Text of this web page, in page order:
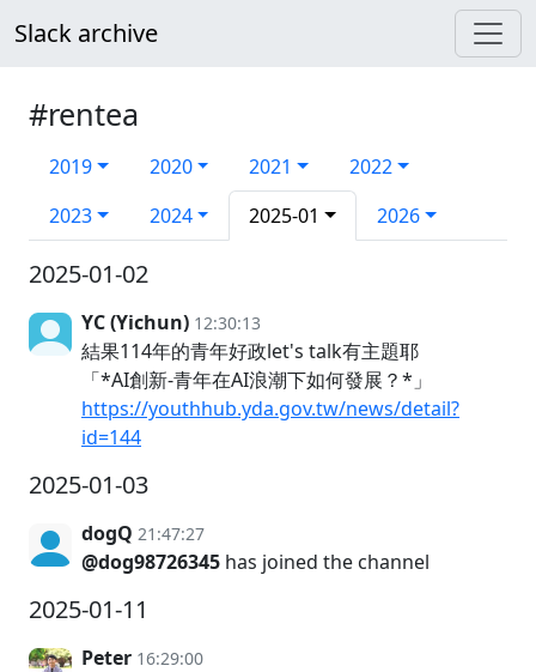
Slack archive
#rentea
2019 2020 2021
2022
2023
2024 2025-01 2026
2025-01-02
YC (Yichun) 12:30:13
結果114年的青年好政let's talk有主題耶
「*AI創新-青年在AI浪潮下如何發展？*」
https://youthhub.yda.gov.tw/news/detail?
id=144
2025-01-03
dogQ 21:47:27
@dog98726345 has joined the channel
2025-01-11
Peter 16:29:00